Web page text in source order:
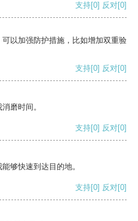
支持[0] 反对[0]
以加强防护措施，比如增加双重验
支持[0] 反对[0]
磨时间。
支持[0] 反对[0]
够快速到达目的地。
支持[0] 反对[0]